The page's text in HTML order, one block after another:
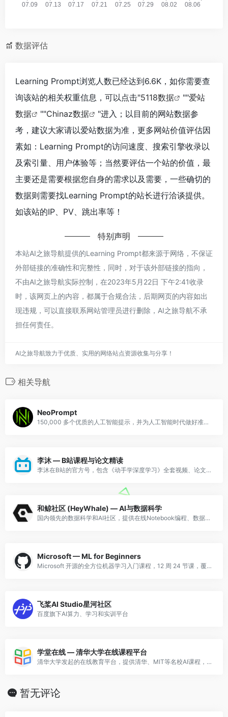
数据评估
Learning Prompt浏览人数已经达到6.6K，如你需要查
询该站的相关权重信息，可以点击"5118数据 ""爱站
数据
""Chinaz数据
"进入；以目前的网站数据参
考，建议大家请以爱站数据为准，更多网站价值评估因
素如：Learning Prompt的访问速度、搜索引擎收录以
及索引量、用户体验等；当然要评估一个站的价值，最
主要还是需要根据您自身的需求以及需要，一些确切的
数据则需要找Learning Prompt的站长进行洽谈提供。
如该站的IP、PV、跳出率等！
特别声明
本站AI之旅导航提供的Learning Prompt都来源于网络，不保证
外部链接的准确性和完整性，同时，对于该外部链接的指向，
不由AI之旅导航实际控制，在2023年5月22日 下午2:41收录
时，该网页上的内容，都属于合规合法，后期网页的内容如出
现违规，可以直接联系网站管理员进行删除，AI之旅导航不承
担任何责任。
AI之旅导航致力于优质、实用的网络站点资源收集与分享！
相关导航
NeoPrompt
150,000 多个优质的人工智能提示，并为人工智能时代做好准备！生成更好的输出，节省时间和 API 成本。
李沐 — B站课程与论文精读
李沐在B站的官方号，包含《动手学深度学习》全套视频、论文精读系列（Transformer/BERT/GPT等），讲解清晰深入。
和鲸社区 (HeyWhale) — AI与数据科学
国内领先的数据科学和AI社区，提供在线Notebook编程、数据集、AI竞赛和系统课程，支持Python/R/SQL。
Microsoft — ML for Beginners
Microsoft 开源的全方位机器学习入门课程，12 周 24 节课，覆盖回归、分类、聚类、NLP 等，含实践项目。
飞桨AI Studio星河社区
百度旗下AI算力、学习和实训平台
学堂在线 — 清华大学在线课程平台
清华大学发起的在线教育平台，提供清华、MIT等名校AI课程，含清华大学人工智能基础、机器学习等精品课。
暂无评论